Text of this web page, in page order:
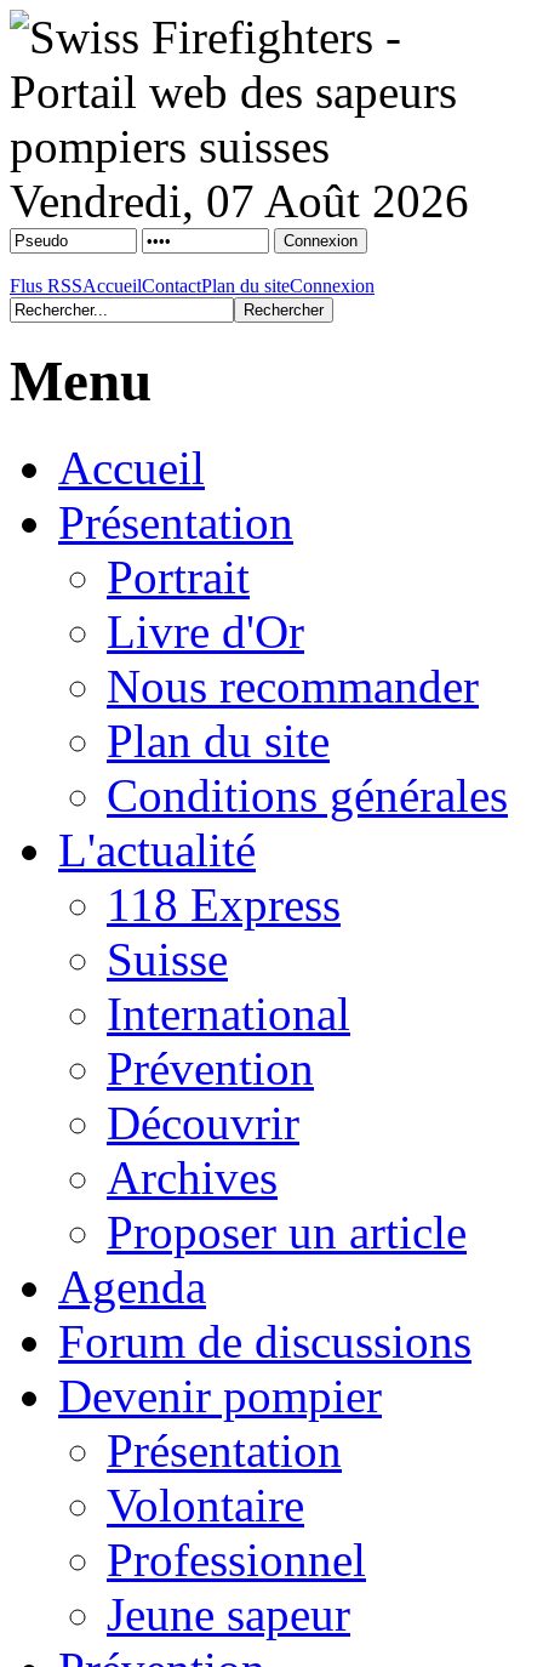
Vendredi, 07 Août 2026
Flus RSSAccueilContactPlan du siteConnexion
Menu
Accueil
Présentation
Portrait
Livre d'Or
Nous recommander
Plan du site
Conditions générales
L'actualité
118 Express
Suisse
International
Prévention
Découvrir
Archives
Proposer un article
Agenda
Forum de discussions
Devenir pompier
Présentation
Volontaire
Professionnel
Jeune sapeur